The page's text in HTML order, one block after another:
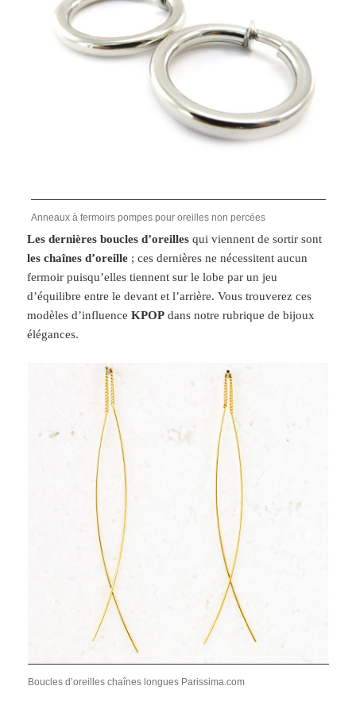
Anneaux à fermoirs pompes pour oreilles non percées
Les dernières boucles d’oreilles qui viennent de sortir sont
les chaînes d’oreille ; ces dernières ne nécessitent aucun
fermoir puisqu’elles tiennent sur le lobe par un jeu
d’équilibre entre le devant et l’arrière. Vous trouverez ces
modèles d’influenceKPOP dans notre rubrique de bijoux
élégances.
Boucles d’oreilles chaînes longues Parissima.com